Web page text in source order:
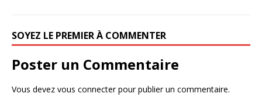
SOYEZ LE PREMIER À COMMENTER
Poster un Commentaire
Vous devez vous connecterpour publier un commentaire.